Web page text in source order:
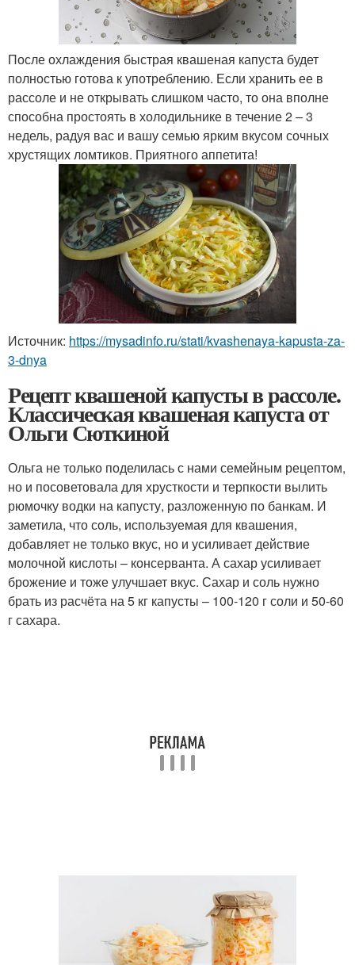
После охлаждения быстрая квашеная капуста будет
полностью готова к употреблению. Если хранить ее в
рассоле и не открывать слишком часто, то она вполне
способна простоять в холодильнике в течение 2 – 3
недель, радуя вас и вашу семью ярким вкусом сочных
хрустящих ломтиков. Приятного аппетита!
Источник: https://mysadinfo.ru/stati/kvashenaya-kapusta-za-
3-dnya
Рецепт квашеной капусты в рассоле.
Классическая квашеная капуста от
Ольги Сюткиной
Ольга не только поделилась с нами семейным рецептом,
но и посоветовала для хрусткости и терпкости вылить
рюмочку водки на капусту, разложенную по банкам. И
заметила, что соль, используемая для квашения,
добавляет не только вкус, но и усиливает действие
молочной кислоты – консерванта. А сахар усиливает
брожение и тоже улучшает вкус. Сахар и соль нужно
брать из расчёта на 5 кг капусты – 100-120 г соли и 50-60
г сахара.